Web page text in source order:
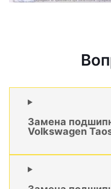
Замена
Volkswagen